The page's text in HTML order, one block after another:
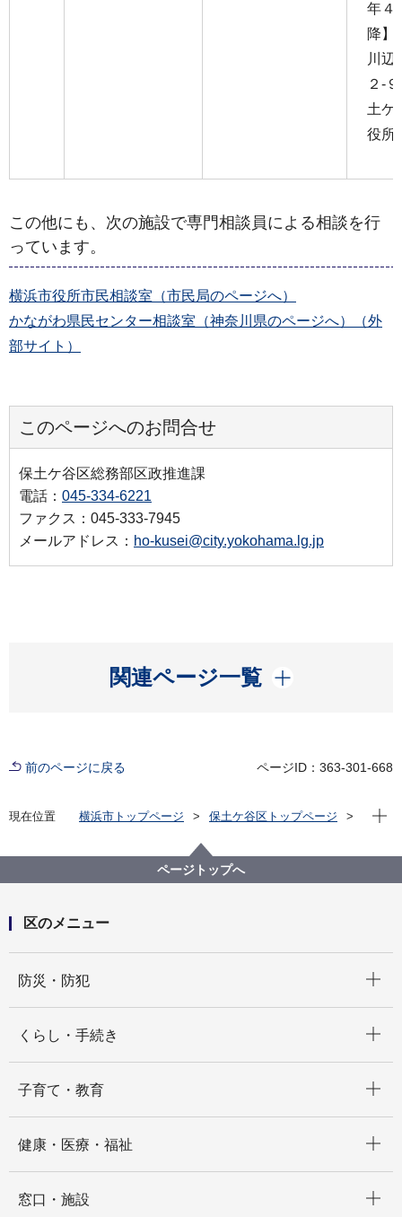
年４
降】
川辺
２-
土ケ
役所
この他にも、次の施設で専門相談員による相談を行
っています。
横浜市役所市民相談室（市民局のページへ）
かながわ県民センター相談室（神奈川県のページへ）（外
部サイト）
このページへのお問合せ
保土ケ谷区総務部区政推進課
電話： 045-334-6221
ファクス：045-333-7945
メールアドレス： ho-kusei@city.yokohama.lg.jp
関連ページ一覧
開く
前のページに戻る ページID：363-301-668
現在位置 横浜市トップページ
保土ケ谷区トップページ
現在
ページトップへ
区のメニュー
防災・防犯
くらし・手続き
子育て・教育
健康・医療・福祉
窓口・施設